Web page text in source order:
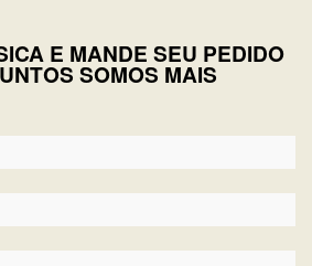
E MANDE SEU PEDIDO
SOMOS MAIS